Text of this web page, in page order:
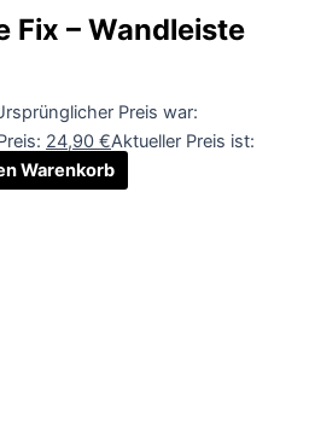
Fix – Wandleiste
Preis war:
24,90€Aktueller Preis ist:
Warenkorb